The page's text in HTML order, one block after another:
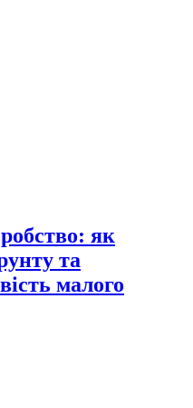
як
та
малого